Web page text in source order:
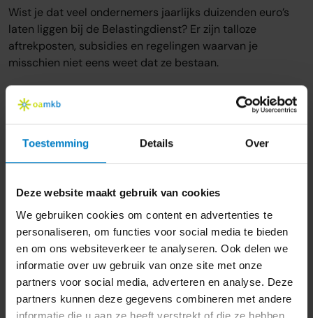
Toestemming Details Over
Deze website maakt gebruik van cookies
We gebruiken cookies om content en advertenties te
personaliseren, om functies voor social media te bieden
en om ons websiteverkeer te analyseren. Ook delen we
informatie over uw gebruik van onze site met onze
partners voor social media, adverteren en analyse. Deze
partners kunnen deze gegevens combineren met andere
informatie die u aan ze heeft verstrekt of die ze hebben
Wist je dat veel ondernemers jaarlijks duizenden euro’s
laten liggen bij de Belastingdienst? Er zijn talloze
aftrekposten, subsidies en regelingen waarvan je
misschien niet eens weet dat ze bestaan.
Enkele voorbeelden zijn:
Investeringsaftrek
Diverse subsidies voor duurzame investeringen
Een goede belastingadviseur weet precies welke
voordelen er voor jouw situatie gelden en zorgt ervoor dat
jegeen euro laat liggen.
4. Voorkom fouten enonverwachte boetes
Een klein foutje in je belastingaangifte kan grote gevolgen
hebben: van naheffingen tot fikse boetes. Misschien zelfs
een controle van de Belastingdienst die je liever had